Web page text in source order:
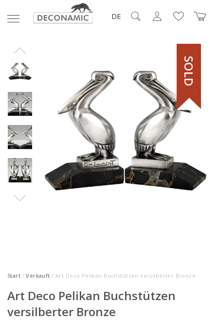
DE
SOLD
Start /Verkauft / Art Deco Pelikan Buchstützen versilberter Bronze
Art Deco Pelikan Buchstützen
versilberter Bronze